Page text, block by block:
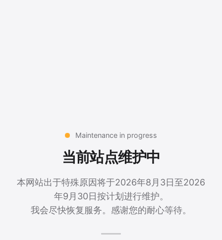
Maintenance in progress
当前站点维护中
本网站出于特殊原因将于2026年8月3日至2026
年9月30日按计划进行维护。
我会尽快恢复服务。感谢您的耐心等待。